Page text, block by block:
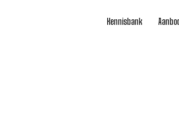
Kennisbank